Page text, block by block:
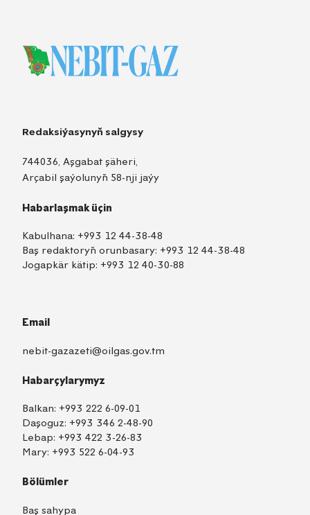
Redaksiýasynyň salgysy
744036, Aşgabat şäheri,
Arçabil şaýolunyň 58-nji jaýy
Habarlaşmak üçin
Kabulhana: +993 12 44-38-48
Baş redaktoryň orunbasary: +993 12 44-38-48
Jogapkär kätip: +993 12 40-30-88
Email
nebit-gazazeti@oilgas.gov.tm
Habarçylarymyz
Balkan: +993 222 6-09-01
Daşoguz: +993 346 2-48-90
Lebap: +993 422 3-26-83
Mary: +993 522 6-04-93
Bölümler
Baş sahypa